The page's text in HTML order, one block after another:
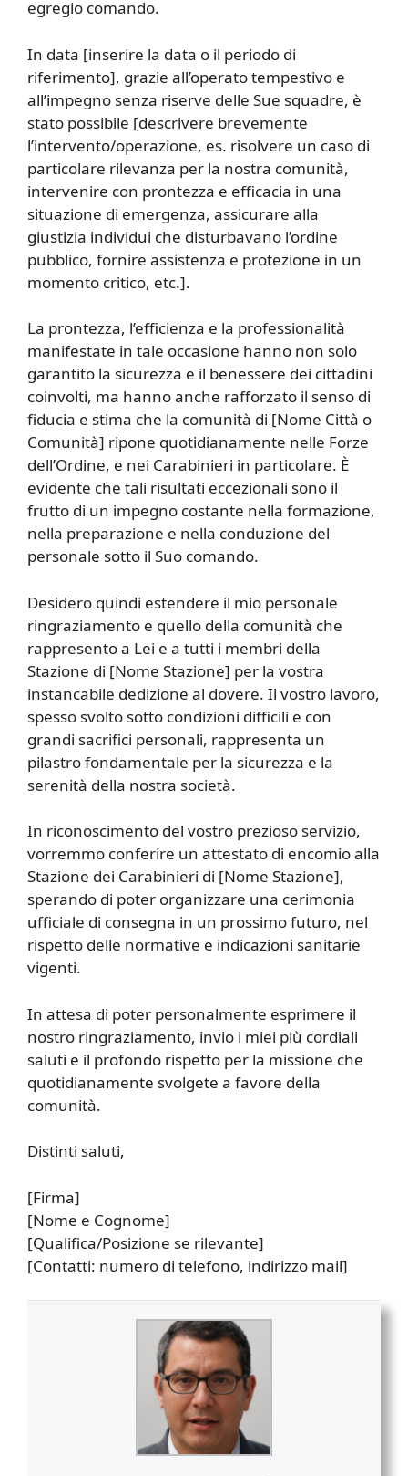
egregio comando.
In data [inserire la data o il periodo di
riferimento], grazie all’operato tempestivo e
all’impegno senza riserve delle Sue squadre, è
stato possibile [descrivere brevemente
l’intervento/operazione, es. risolvere un caso di
particolare rilevanza per la nostra comunità,
intervenire con prontezza e efficacia in una
situazione di emergenza, assicurare alla
giustizia individui che disturbavano l’ordine
pubblico, fornire assistenza e protezione in un
momento critico, etc.].
La prontezza, l’efficienza e la professionalità
manifestate in tale occasione hanno non solo
garantito la sicurezza e il benessere dei cittadini
coinvolti, ma hanno anche rafforzato il senso di
fiducia e stima che la comunità di [Nome Città o
Comunità] ripone quotidianamente nelle Forze
dell’Ordine, e nei Carabinieri in particolare. È
evidente che tali risultati eccezionali sono il
frutto di un impegno costante nella formazione,
nella preparazione e nella conduzione del
personale sotto il Suo comando.
Desidero quindi estendere il mio personale
ringraziamento e quello della comunità che
rappresento a Lei e a tutti i membri della
Stazione di [Nome Stazione] per la vostra
instancabile dedizione al dovere. Il vostro lavoro,
spesso svolto sotto condizioni difficili e con
grandi sacrifici personali, rappresenta un
pilastro fondamentale per la sicurezza e la
serenità della nostra società.
In riconoscimento del vostro prezioso servizio,
vorremmo conferire un attestato di encomio alla
Stazione dei Carabinieri di [Nome Stazione],
sperando di poter organizzare una cerimonia
ufficiale di consegna in un prossimo futuro, nel
rispetto delle normative e indicazioni sanitarie
vigenti.
In attesa di poter personalmente esprimere il
nostro ringraziamento, invio i miei più cordiali
saluti e il profondo rispetto per la missione che
quotidianamente svolgete a favore della
comunità.
Distinti saluti,
[Firma]
[Nome e Cognome]
[Qualifica/Posizione se rilevante]
[Contatti: numero di telefono, indirizzo mail]